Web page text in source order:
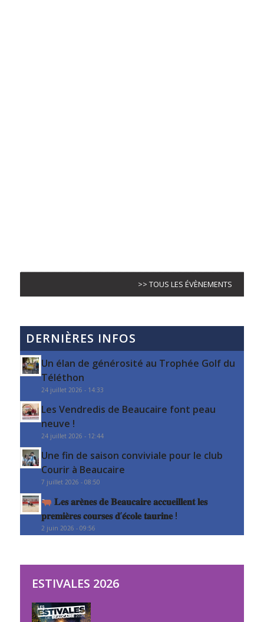
>> TOUS LES ÉVÈNEMENTS
DERNIÈRES INFOS
Un élan de générosité au Trophée Golf du
Téléthon
24 juillet 2026 - 14:33
Les Vendredis de Beaucaire font peau
neuve !
24 juillet 2026 - 12:44
Une fin de saison conviviale pour le club
Courir à Beaucaire
7 juillet 2026 - 08:50
𝐋𝐞𝐬 𝐚𝐫𝐞̀𝐧𝐞𝐬 𝐝𝐞 𝐁𝐞𝐚𝐮𝐜𝐚𝐢𝐫𝐞 𝐚𝐜𝐜𝐮𝐞𝐢𝐥𝐥𝐞𝐧𝐭 𝐥𝐞𝐬
𝐩𝐫𝐞𝐦𝐢𝐞̀𝐫𝐞𝐬 𝐜𝐨𝐮𝐫𝐬𝐞𝐬 𝐝’𝐞́𝐜𝐨𝐥𝐞 𝐭𝐚𝐮𝐫𝐢𝐧𝐞 !
2 juin 2026 - 09:56
ESTIVALES 2026